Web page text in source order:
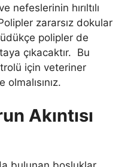
nefeslerinin hırıltılı
zararsız dokular
polipler de
çıkacaktır. Bu
için veteriner
Akıntısı